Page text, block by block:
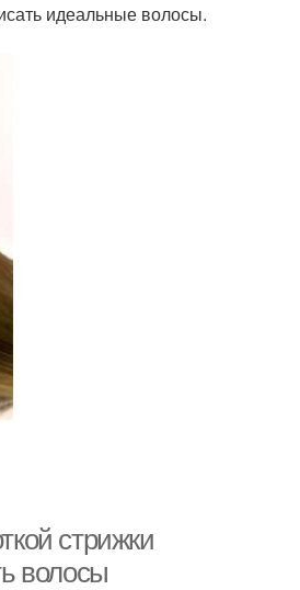
идеальные волосы.
стрижки
волосы